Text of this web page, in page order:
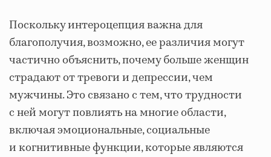
Поскольку интероцепция важна для
благополучия, возможно, ее различия могут
частично объяснить, почему больше женщин
страдают от тревоги и депрессии, чем
мужчины. Это связано с тем, что трудности
с ней могут повлиять на многие области,
включая эмоциональные, социальные
и когнитивные функции, которые являются